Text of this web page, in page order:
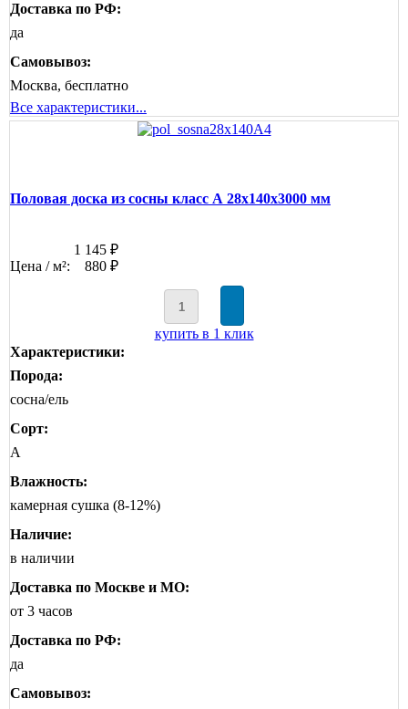
Доставка по РФ:
да
Самовывоз:
Москва, бесплатно
Все характеристики...
Половая доска из сосны класс А 28x140x3000 мм
1 145 ₽
Цена / м²:
880 ₽
купить в 1 клик
Характеристики:
Порода:
сосна/ель
Сорт:
А
Влажность:
камерная сушка (8-12%)
Наличие:
в наличии
Доставка по Москве и МО:
от 3 часов
Доставка по РФ:
да
Самовывоз: